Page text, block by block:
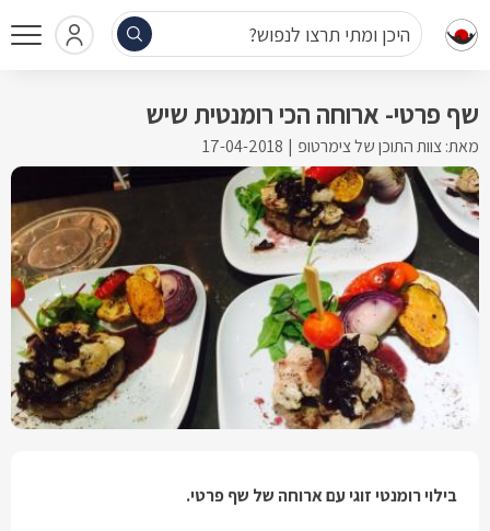
היכן ומתי תרצו לנפוש?
שף פרטי- ארוחה הכי רומנטית שיש
מאת: צוות התוכן של צימרטופ 17-04-2018
בילוי רומנטי זוגי עם ארוחה של שף פרטי.